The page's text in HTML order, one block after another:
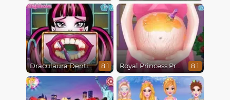
Draculaura Dentist 8.1 Royal Princess Pregnant 8.1